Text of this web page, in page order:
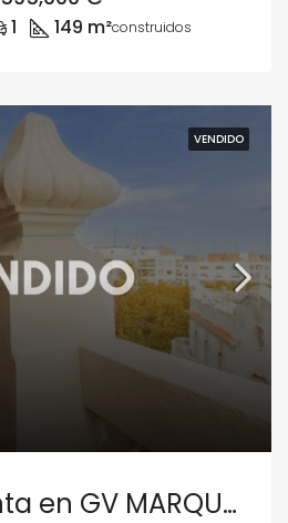
1 149 m²construidos
VENDIDO
Ático en venta en GV MARQUES DEL TURIA 32, Gran Vía, L’Eixample, València